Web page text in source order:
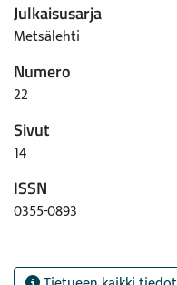
Julkaisusarja
Metsälehti
Numero
22
Sivut
14
ISSN
0355-0893